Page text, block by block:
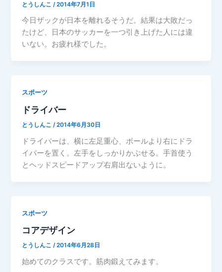
とうしんこ /2014年7月1日
今日ザックが日本を離れるそうだ。結果は大敗だっ
たけど、日本のサッカーを一つ引き上げた人には違
いない。お疲れ様でした。
スポーツ
ドライバー
とうしんこ/2014年6月30日
ドライバーは、横に左足重心、ボールより右にドラ
イバーを置く。左手をしっかりかぶせる。手首使う
とヘッドスピードアップ右肩出ないように。
スポーツ
コアデザイン
とうしんこ/2014年6月28日
始めてのクラスです。筋肉鍛えてみます。